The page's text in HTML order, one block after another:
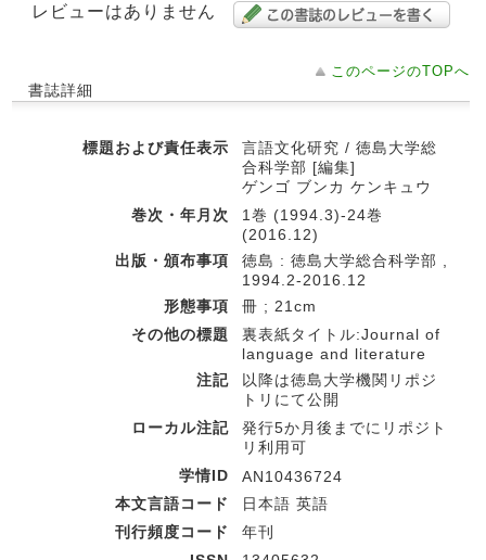
レビューはありません
このページのTOPへ
書誌詳細
標題および責任表示
言語文化研究 / 徳島大学総
合科学部 [編集]
ゲンゴ ブンカ ケンキュウ
巻次・年月次
1巻 (1994.3)-24巻
(2016.12)
出版・頒布事項
徳島 : 徳島大学総合科学部 ,
1994.2-2016.12
形態事項
冊 ; 21cm
その他の標題
裏表紙タイトル:Journal of
language and literature
注記
以降は徳島大学機関リポジ
トリにて公開
ローカル注記
発行5か月後までにリポジト
リ利用可
学情ID
AN10436724
本文言語コード
日本語 英語
刊行頻度コード
年刊